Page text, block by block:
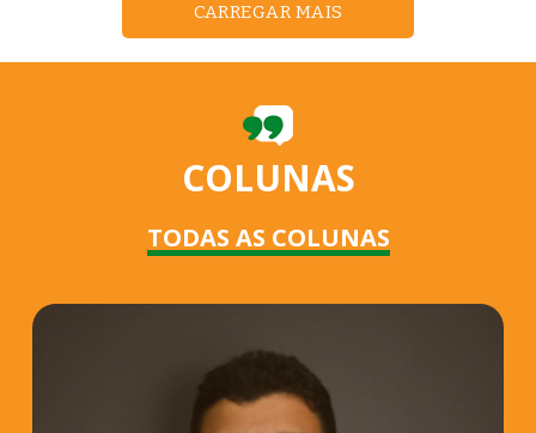
CARREGAR MAIS
COLUNAS
TODAS AS COLUNAS